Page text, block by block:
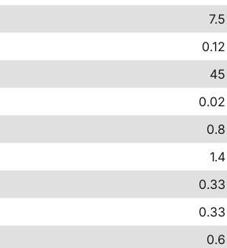
7.5
0.12
45
0.02
0.8
1.4
0.33
0.33
0.6